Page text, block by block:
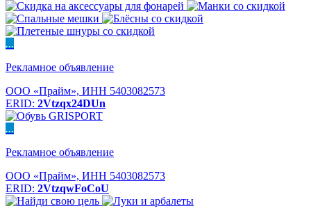
...
Рекламное объявление
ООО «Прайм», ИНН 5403082573
ERID: 2Vtzqx24DUn
...
Рекламное объявление
ООО «Прайм», ИНН 5403082573
ERID: 2VtzqwFoCoU